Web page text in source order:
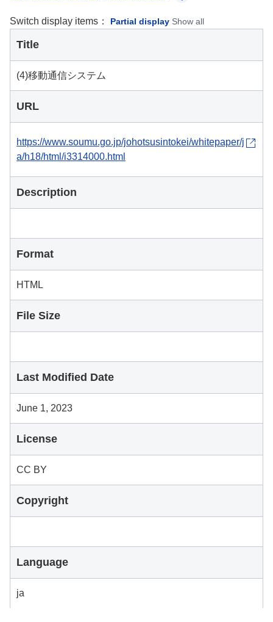
Switch display items： Partial display Show all
Title
(4)移動通信システム
URL
https://www.soumu.go.jp/johotsusintokei/whitepaper/j
a/h18/html/i3314000.html
Description
Format
HTML
File Size
Last Modified Date
June 1, 2023
License
CC BY
Copyright
Language
ja